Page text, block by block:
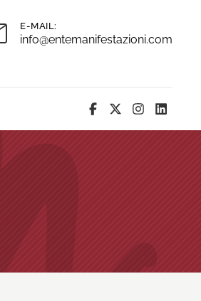
E-MAIL:
info@entemanifestazioni.com